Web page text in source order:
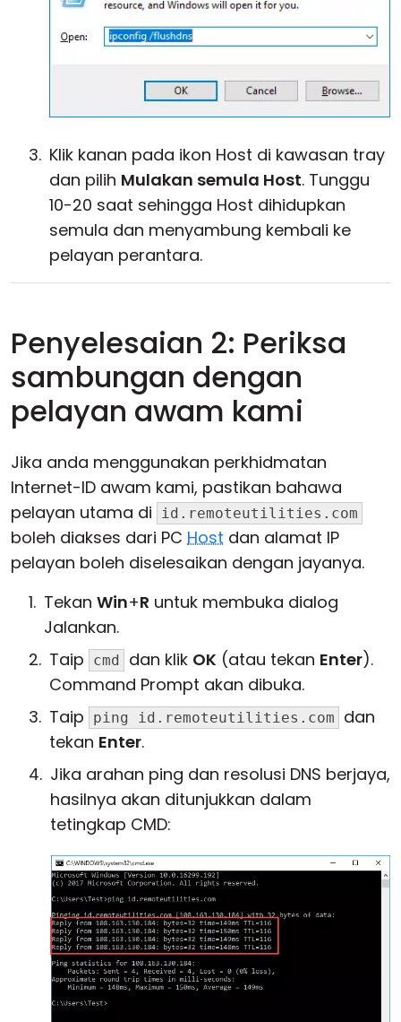
Klik kanan pada ikon Host di kawasan tray
dan pilih Mulakan semula Host. Tunggu
10-20 saat sehingga Host dihidupkan
semula dan menyambung kembali ke
pelayan perantara.
Penyelesaian 2: Periksa
sambungan dengan
pelayan awam kami
Jika anda menggunakan perkhidmatan
Internet-ID awam kami, pastikan bahawa
pelayan utama di
id.remoteutilities.com
boleh diakses dari PC Host dan alamat IP
pelayan boleh diselesaikan dengan jayanya.
Tekan Win+R untuk membuka dialog
Jalankan.
Taip
cmd dan klik OK (atau tekan Enter).
Command Prompt akan dibuka.
Taip
ping id.remoteutilities.com
dan
tekan Enter.
Jika arahan ping dan resolusi DNS berjaya,
hasilnya akan ditunjukkan dalam
tetingkap CMD: